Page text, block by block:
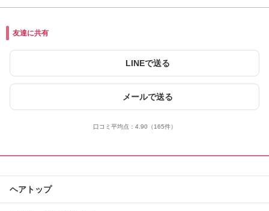
友達に共有
LINEで送る
メールで送る
口コミ平均点： 4.90 （165件）
ヘアトップ